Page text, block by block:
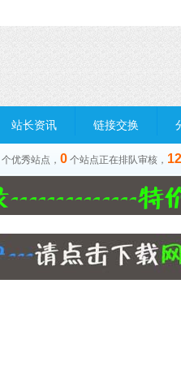
站长资讯 链接交换
个优秀站点， 0 个站点正在排队审核，